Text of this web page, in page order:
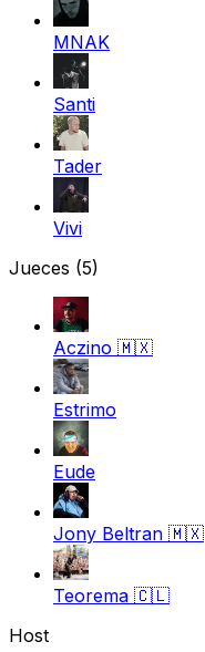
MNAK
Santi
Tader
Vivi
Jueces (5)
Aczino 🇲🇽
Estrimo
Eude
Jony Beltran 🇲🇽
Teorema 🇨🇱
Host